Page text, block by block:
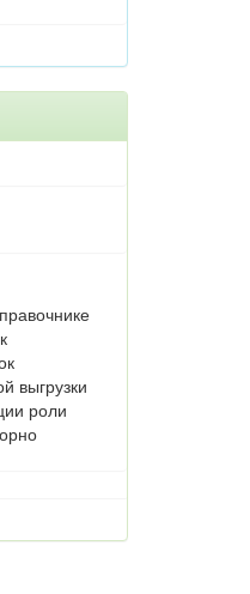
выгрузки
роли